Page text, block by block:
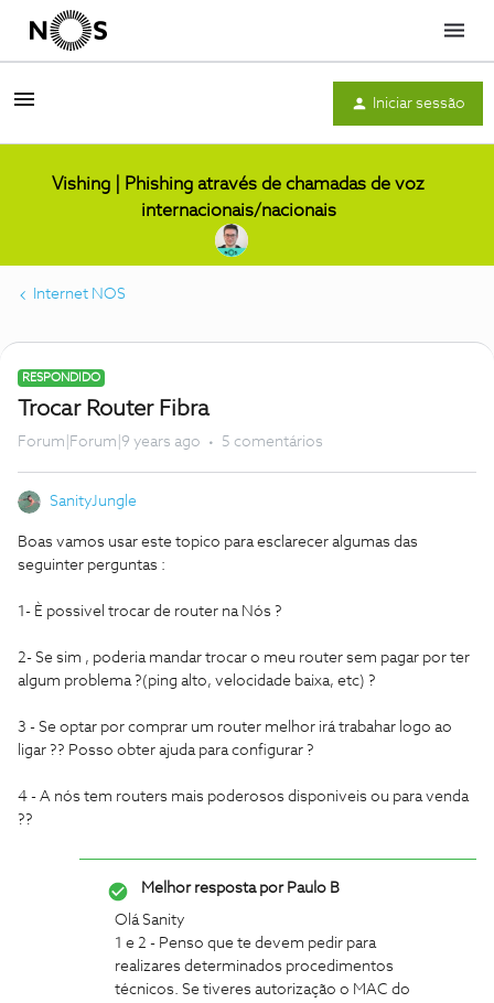
Menu
Iniciar sessão
Vishing | Phishing através de chamadas de voz
internacionais/nacionais
Internet NOS
RESPONDIDO
Trocar Router Fibra
Forum|Forum|9 years ago 5 comentários
SanityJungle
Boas vamos usar este topico para esclarecer algumas das
seguinter perguntas :
1- È possivel trocar de router na Nós ?
2- Se sim , poderia mandar trocar o meu router sem pagar por ter
algum problema ?(ping alto, velocidade baixa, etc) ?
3 - Se optar por comprar um router melhor irá trabahar logo ao
ligar ?? Posso obter ajuda para configurar ?
4 - A nós tem routers mais poderosos disponiveis ou para venda
??
Melhor resposta porPaulo B
Olá Sanity
1 e 2 - Penso que te devem pedir para
realizares determinados procedimentos
técnicos. Se tiveres autorização o MAC do